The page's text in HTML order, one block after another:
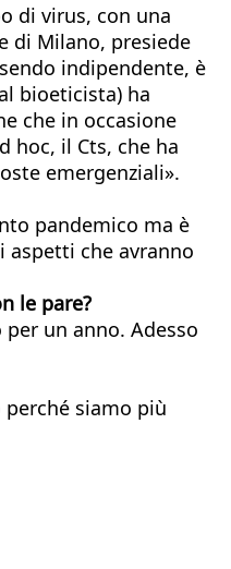
di virus, con una
di Milano, presiede
indipendente, è
bioeticista) ha
che in occasione
hoc, il Cts, che ha
emergenziali».
pandemico ma è
che avranno
le pare?
un anno. Adesso
siamo più